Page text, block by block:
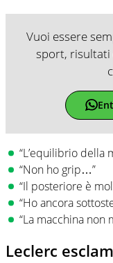
Vuoi essere
sport, risultati
“L’equilibrio della
“Non ho grip…”
“Il posteriore è
“Ho ancora
“La macchina non
Leclerc